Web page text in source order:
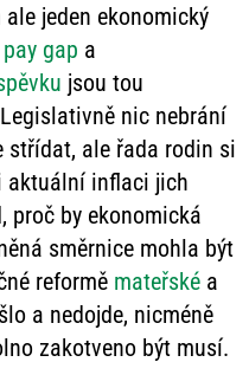
jeden ekonomický
gap a
jsou tou
nic nebrání
střídat, ale řada rodin si
aktuální inflaci jich
proč by ekonomická
směrnice mohla být
reformě mateřské a
a nedojde, nicméně
zakotveno být musí.